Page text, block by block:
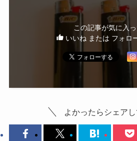
この記事が気に入
いいね または フォロ
よかったらシェアし